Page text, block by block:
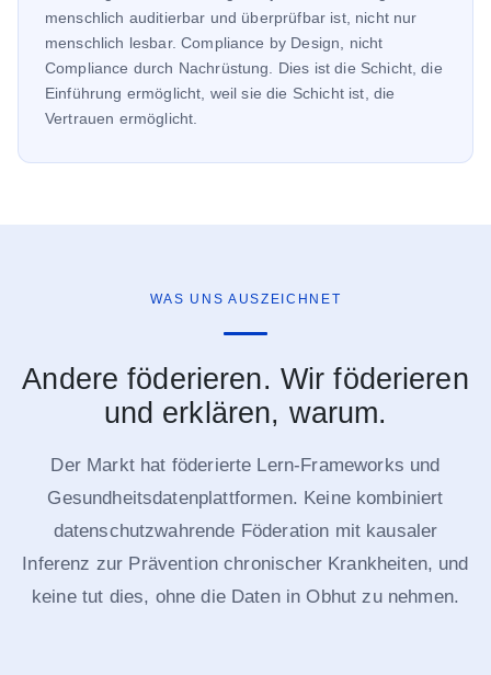
menschlich auditierbar und überprüfbar ist, nicht nur
menschlich lesbar. Compliance by Design, nicht
Compliance durch Nachrüstung. Dies ist die Schicht, die
Einführung ermöglicht, weil sie die Schicht ist, die
Vertrauen ermöglicht.
WAS UNS AUSZEICHNET
Andere föderieren. Wir föderieren
und erklären, warum.
Der Markt hat föderierte Lern-Frameworks und
Gesundheitsdatenplattformen. Keine kombiniert
datenschutzwahrende Föderation mit kausaler
Inferenz zur Prävention chronischer Krankheiten, und
keine tut dies, ohne die Daten in Obhut zu nehmen.